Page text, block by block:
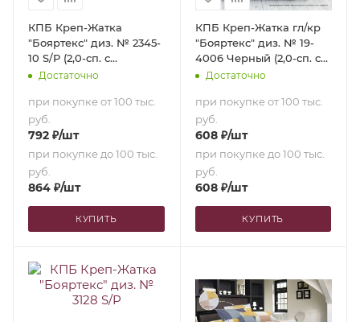
КПБ Креп-Жатка
"Бояртекс" диз. № 2345-
10 S/P (2,0-сп. с
европростыней)
Достаточно
при покупке от 100 тыс.
руб.
792 ₽/шт
при покупке до 100 тыс.
руб.
864 ₽/шт
КУПИТЬ
КПБ Креп-Жатка гл/кр
"Бояртекс" диз. № 19-
4006 Черный (2,0-сп. с
европростыней)
Достаточно
при покупке от 100 тыс.
руб.
608₽/шт
при покупке до 100 тыс.
руб.
608₽/шт
КУПИТЬ